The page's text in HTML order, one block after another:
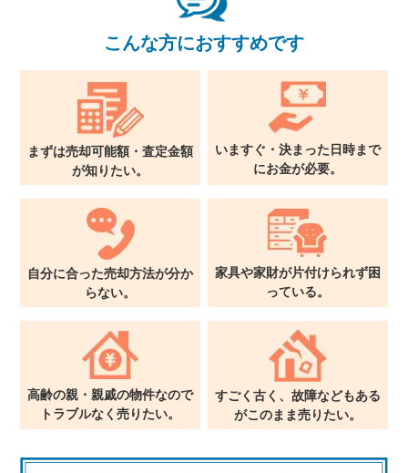
こんな方におすすめです
まずは売却可能額・査定金額
が知りたい。
いますぐ・決まった日時まで
にお金が必要。
自分に合った売却方法が分か
らない。
家具や家財が片付けられず困
っている。
高齢の親・親戚の物件なので
トラブルなく売りたい。
すごく古く、故障などもある
がこのまま売りたい。